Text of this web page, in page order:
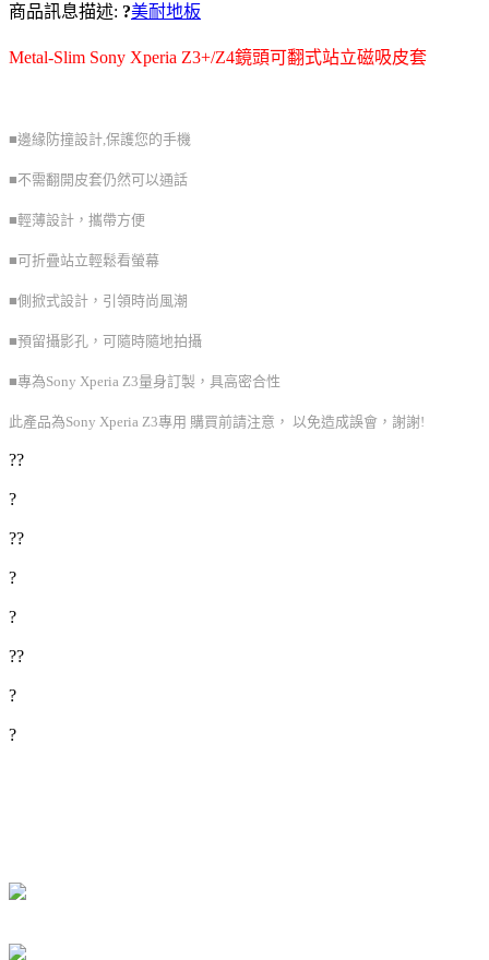
商品訊息描述: ?美耐地板
Metal-Slim Sony Xperia Z3+/Z4鏡頭可翻式站立磁吸皮套
■邊緣防撞設計,保護您的手機
■不需翻開皮套仍然可以通話
■輕薄設計，攜帶方便
■可折疊站立輕鬆看螢幕
■側掀式設計，引領時尚風潮
■預留攝影孔，可隨時隨地拍攝
■專為Sony Xperia Z3量身訂製，具高密合性
此產品為Sony Xperia Z3專用 購買前請注意， 以免造成誤會，謝謝!
??
?
??
?
?
??
?
?